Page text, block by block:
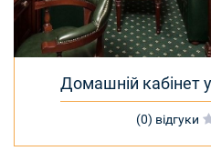
Домашній кабінет
(0) відгуки